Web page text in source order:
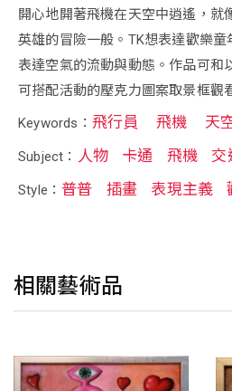
開心地開著飛機在天空中逍遙，就
英雄的冒險一般。TK想表達歡樂
表達空氣的流動與動態。作品可和
可搭配活動的壓克力圖案取景框觀
Keywords： 飛行員 飛機 天
Subject： 人物 卡通 飛機 交
Style：普普 插畫 表現主義
相關藝術品